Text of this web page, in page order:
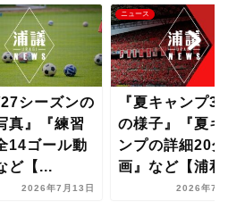
27シーズンの
真』『練習
14ゴール動
ど【...
2026年7月13日
ニュース
『夏キャンプ3
の様子』『夏キ
ンプの詳細20
画』など【浦和
2026年7